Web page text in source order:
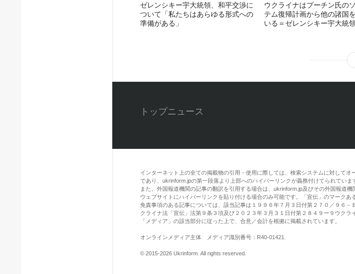
ゼレンシキー宇大統領、和平交渉に
ついて「私たちはあらゆる形式への
準備がある」
ウクライナはプーチン氏の
テム復帰計画から他の諸国
いる＝ゼレンシキー宇大統
トップニュース
インターネット上の全ての掲載物の引用・使用に際しては、検索システムに対してオ
であり、ukrinform.jpの第一段落より上部へのハイパーリンクが義務付けてられていま
また、外国報道機関の記事の翻訳を引用する場合は、ukrinform.jp及びその外国報道機
ウェブサイトにハイパーリンクを貼り付ける場合のみ可能です。「宣伝」のマークあ
免責事項のある記事については、該当記事は１９９６年７月３日付第２７０／９６－
クライナ法「宣伝」法第９条３項及び２０２３年３月３１日付第２８４９ー９ウクラ
「メディア」の該当部分に従った上で、合意／会計を根拠に掲載されています。
オンラインメディア主体 メディア識別番号：R40-01421.
© 2015-2026 Ukrinform. All rights reserved.